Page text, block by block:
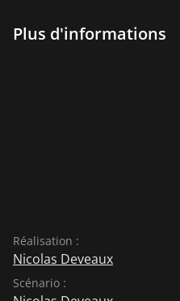
Plus d'informations
Réalisation :
Nicolas Deveaux
Scénario :